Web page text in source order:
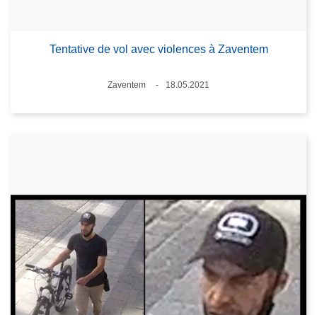
Tentative de vol avec violences à Zaventem
Lieux
Zaventem
18.05.2021